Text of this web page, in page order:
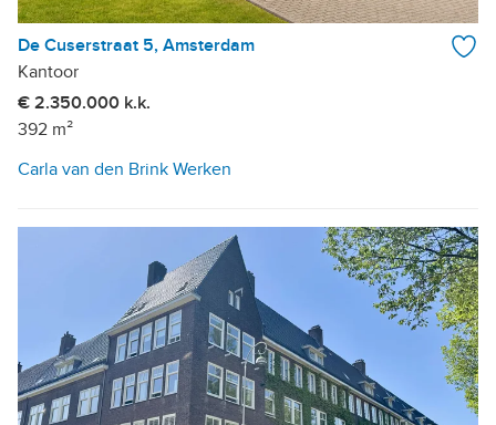
De Cuserstraat 5, Amsterdam
Kantoor
€ 2.350.000 k.k.
392 m²
Carla van den Brink Werken